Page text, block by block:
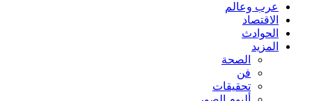
عرب وعالم
الاقتصاد
الحوادث
المزيد
الصحة
فن
تحقيقات